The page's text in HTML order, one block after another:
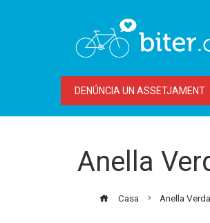
DENÚNCIA UN ASSETJAMENT
Anella
Casa Anella Verda